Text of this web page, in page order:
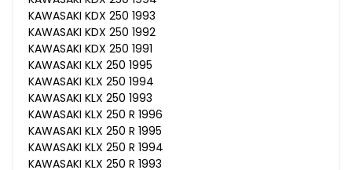
KAWASAKI KDX 250 1993
KAWASAKI KDX 250 1992
KAWASAKI KDX 250 1991
KAWASAKI KLX 250 1995
KAWASAKI KLX 250 1994
KAWASAKI KLX 250 1993
KAWASAKI KLX 250 R 1996
KAWASAKI KLX 250 R 1995
KAWASAKI KLX 250 R 1994
KAWASAKI KLX 250 R 1993